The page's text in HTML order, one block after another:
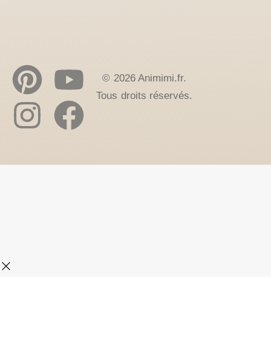
© 2026 Animimi.fr.
Tous droits réservés.